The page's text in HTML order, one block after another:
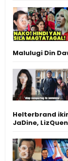
Malulugi Din
Helterbrand
JaDine, LizQuen